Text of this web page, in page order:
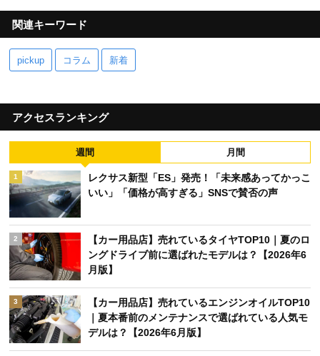
関連キーワード
pickup コラム 新着
アクセスランキング
週間 月間
1
レクサス新型「ES」発売！「未来感あってかっこ
いい」「価格が高すぎる」SNSで賛否の声
2
【カー用品店】売れているタイヤTOP10｜夏のロ
ングドライブ前に選ばれたモデルは？【2026年6
月版】
3
【カー用品店】売れているエンジンオイルTOP10
｜夏本番前のメンテナンスで選ばれている人気モ
デルは？【2026年6月版】